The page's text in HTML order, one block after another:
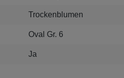
Trockenblumen
Oval Gr. 6
Ja